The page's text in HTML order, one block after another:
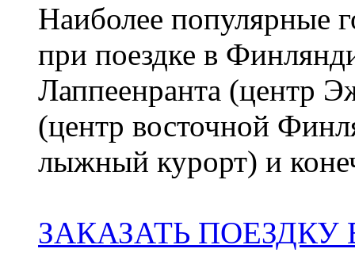
Наиболее популярные
при поездке в
Лаппеенранта (центр
(центр восточной
лыжный курорт) и
ЗАКАЗАТЬ